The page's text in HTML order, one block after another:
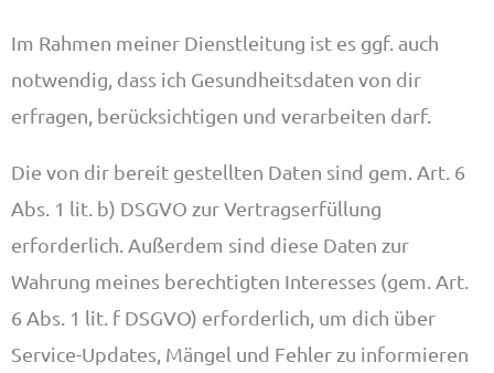
Im Rahmen meiner Dienstleitung ist es ggf. auch
notwendig, dass ich Gesundheitsdaten von dir
erfragen, berücksichtigen und verarbeiten darf.
Die von dir bereit gestellten Daten sind gem. Art. 6
Abs. 1 lit. b) DSGVO zur Vertragserfüllung
erforderlich. Außerdem sind diese Daten zur
Wahrung meines berechtigten Interesses (gem. Art.
6 Abs. 1 lit. f DSGVO) erforderlich, um dich über
Service-Updates, Mängel und Fehler zu informieren